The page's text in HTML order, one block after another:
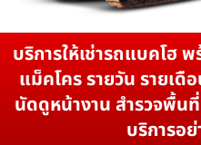
บริการให้เช่ารถแบคโฮ
แม็คโคร รายวัน รายเดื
นัดดูหน้างาน สำรวจพื้นที่
บริการอ